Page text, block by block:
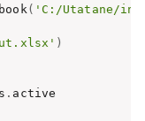
( 'C:/Utatane/
)
. active